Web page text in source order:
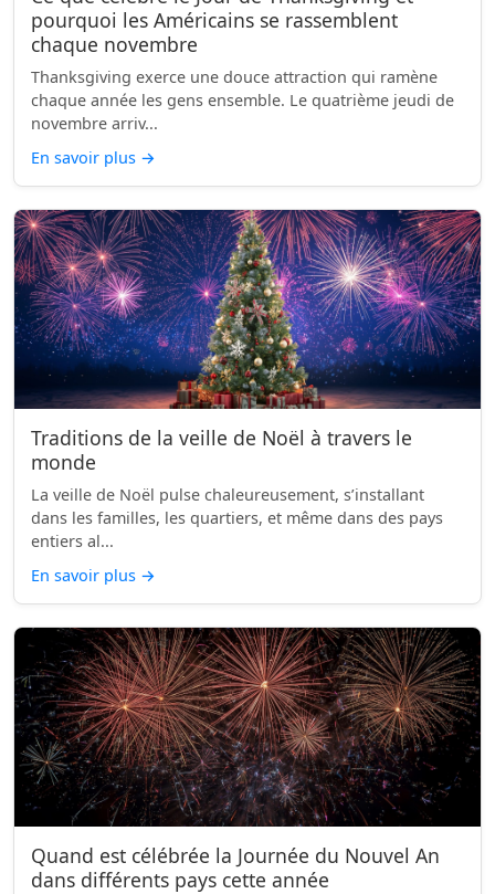
pourquoi les Américains se rassemblent
chaque novembre
Thanksgiving exerce une douce attraction qui ramène
chaque année les gens ensemble. Le quatrième jeudi de
novembre arriv...
En savoir plus →
Traditions de la veille de Noël à travers le
monde
La veille de Noël pulse chaleureusement, s’installant
dans les familles, les quartiers, et même dans des pays
entiers al...
En savoir plus →
Quand est célébrée la Journée du Nouvel An
dans différents pays cette année